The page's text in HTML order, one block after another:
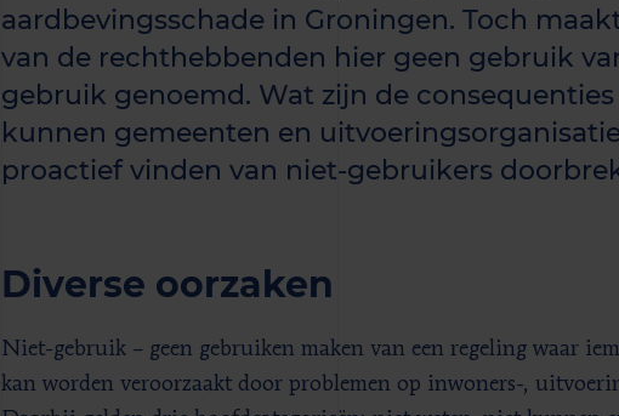
aardbevingsschade in Groningen. Toch
van de rechthebbenden hier geen gebruik
gebruik genoemd. Wat zijn de
kunnen gemeenten en
proactief vinden van niet-gebruikers
Diverse oorzaken
Niet-gebruik – geen gebruiken maken van een regeling waar
kan worden veroorzaakt door problemen op inwoners-,